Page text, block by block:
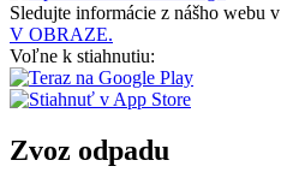
Sledujte informácie z nášho webu v
V OBRAZE.
Voľne k stiahnutiu:
Zvoz odpadu